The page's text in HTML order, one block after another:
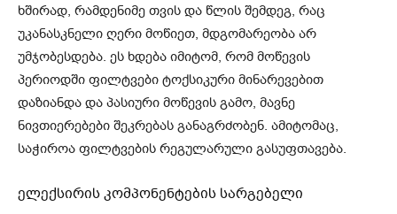
ხშირად, რამდენიმე თვის და წლის შემდეგ, რაც
უკანასკნელი ღერი მოწიეთ, მდგომარეობა არ
უმჯობესდება. ეს ხდება იმიტომ, რომ მოწევის
პერიოდში ფილტვები ტოქსიკური მინარევებით
დაზიანდა და პასიური მოწევის გამო, მავნე
ნივთიერებები შეკრებას განაგრძობენ. ამიტომაც,
საჭიროა ფილტვების რეგულარული გასუფთავება.
ელექსირის კომპონენტების სარგებელი